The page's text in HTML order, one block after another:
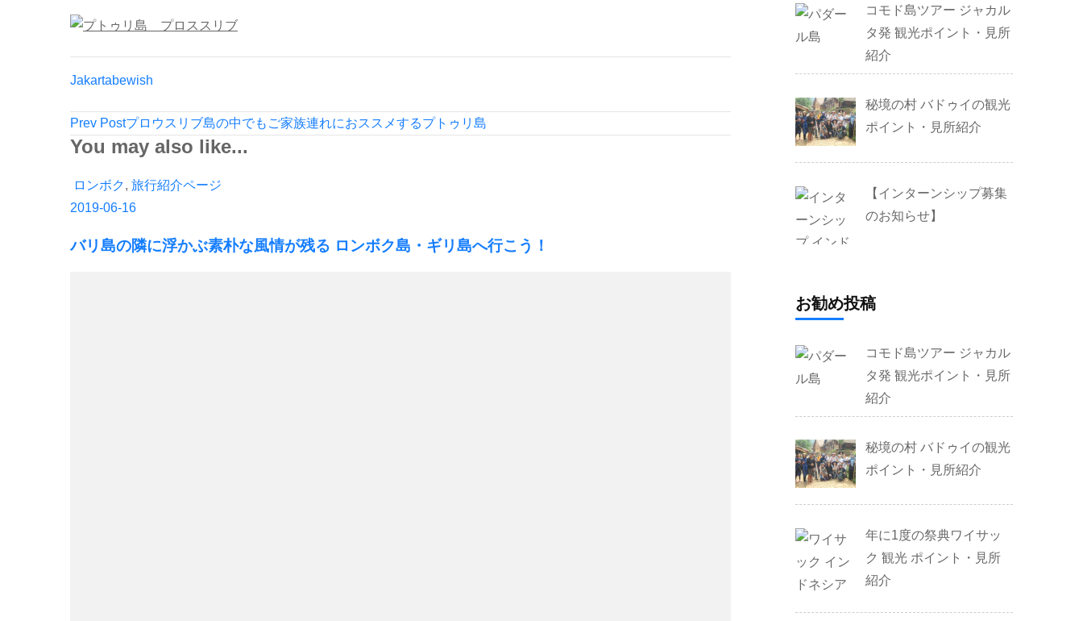
Jakartabewish
Post
Navigation
Prev Postプロウスリブ島の中でもご家族連れにおススメするプトゥリ島
You may also like...
ロンボク, 旅行紹介ページ
2019-06-16
バリ島の隣に浮かぶ素朴な風情が残る ロンボク島・ギリ島へ行こう！
コモド島ツアー ジャカル
タ発 観光ポイント・見所
紹介
秘境の村 バドゥイの観光
ポイント・見所紹介
【インターンシップ募集
のお知らせ】
お勧め投稿
コモド島ツアー ジャカル
タ発 観光ポイント・見所
紹介
秘境の村 バドゥイの観光
ポイント・見所紹介
年に1度の祭典ワイサッ
ク 観光 ポイント・見所
紹介